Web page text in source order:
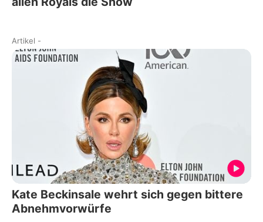
Artikel -
Kate Beckinsale wehrt sich gegen bittere
Abnehmvorwürfe